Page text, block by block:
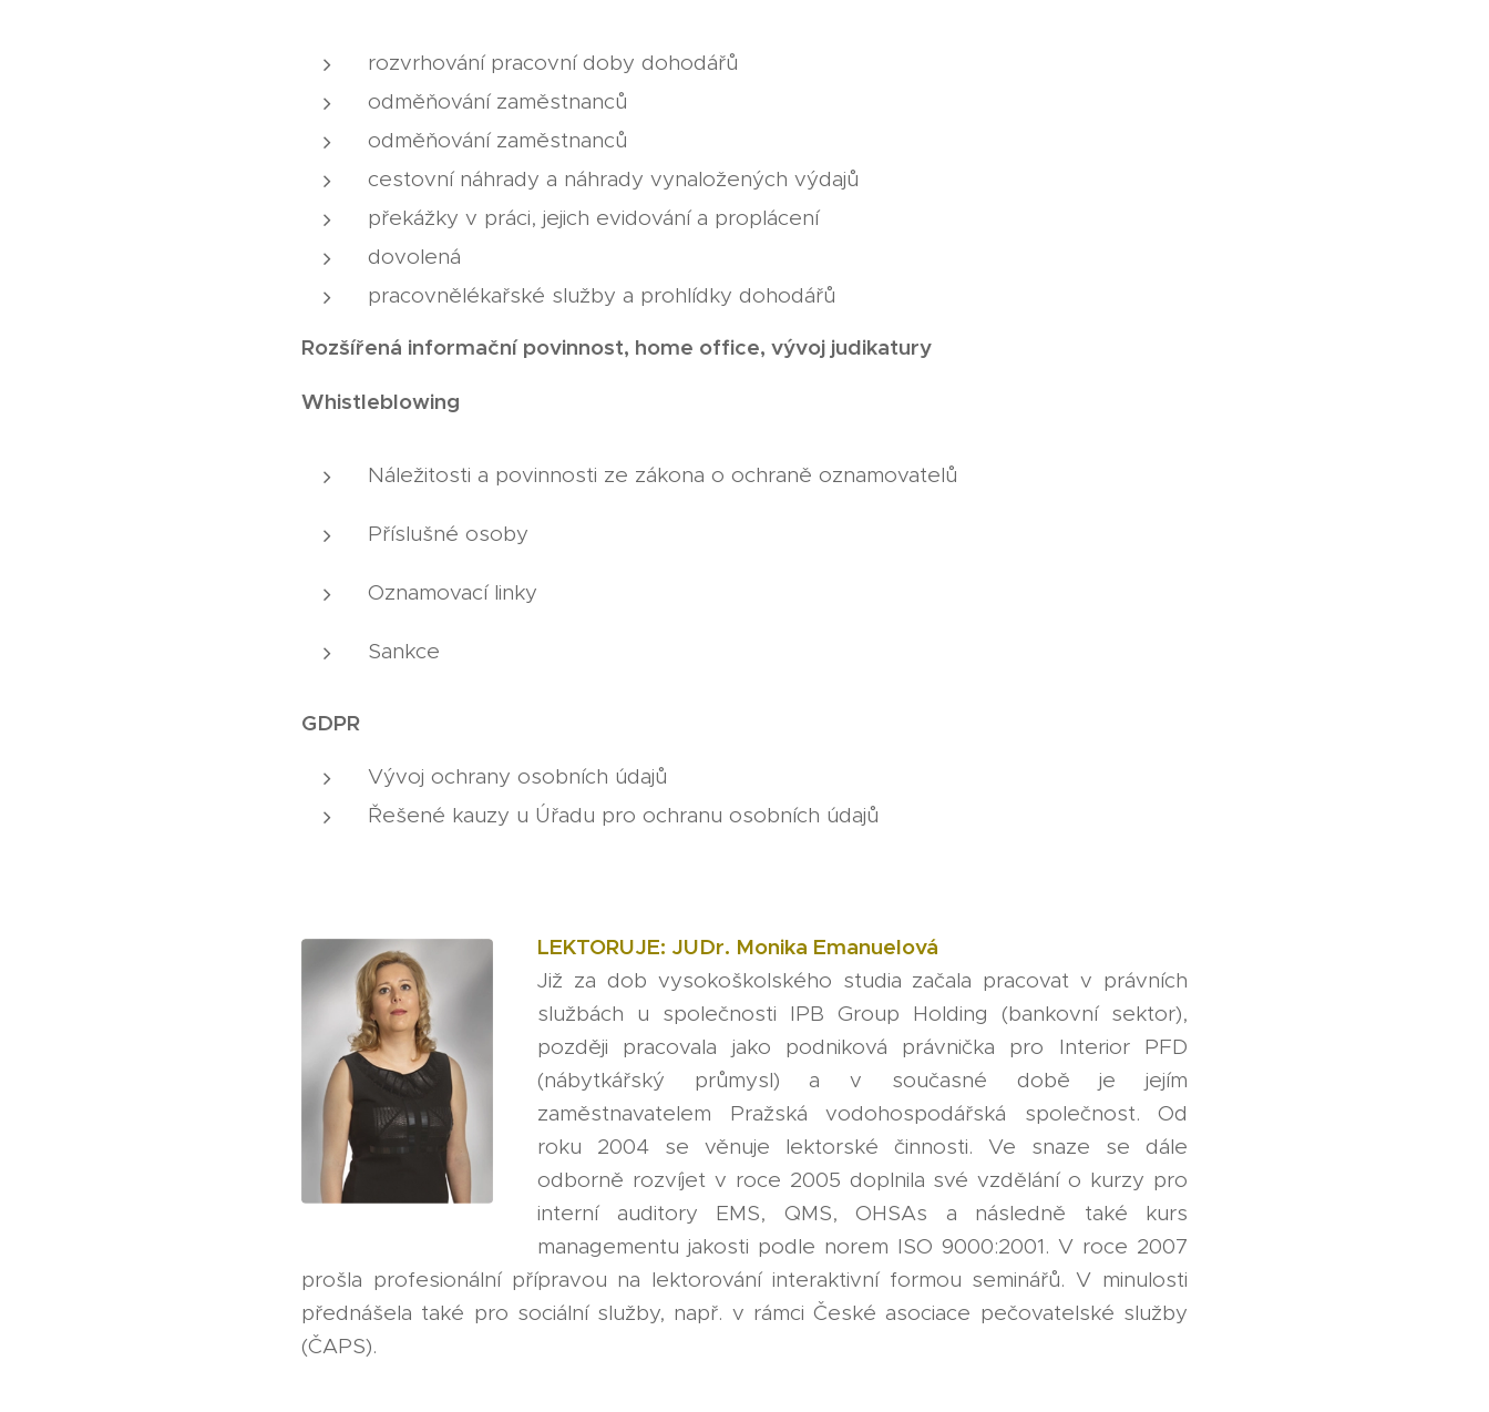
rozvrhování pracovní doby dohodářů
odměňování zaměstnanců
odměňování zaměstnanců
cestovní náhrady a náhrady vynaložených výdajů
překážky v práci, jejich evidování a proplácení
dovolená
pracovnělékařské služby a prohlídky dohodářů
Rozšířená informační povinnost, home office, vývoj judikatury
Whistleblowing
Náležitosti a povinnosti ze zákona o ochraně oznamovatelů
Příslušné osoby
Oznamovací linky
Sankce
GDPR
Vývoj ochrany osobních údajů
Řešené kauzy u Úřadu pro ochranu osobních údajů
LEKTORUJE: JUDr. Monika Emanuelová
Již za dob vysokoškolského studia začala pracovat v právních
službách u společnosti IPB Group Holding (bankovní sektor),
později pracovala jako podniková právnička pro Interior PFD
(nábytkářský průmysl) a v současné době je jejím
zaměstnavatelem Pražská vodohospodářská společnost. Od
roku 2004 se věnuje lektorské činnosti. Ve snaze se dále
odborně rozvíjet v roce 2005 doplnila své vzdělání o kurzy pro
interní auditory EMS, QMS, OHSAs a následně také kurs
managementu jakosti podle norem ISO 9000:2001. V roce 2007
prošla profesionální přípravou na lektorování interaktivní formou seminářů. V minulosti
přednášela také pro sociální služby, např. v rámci České asociace pečovatelské služby
(ČAPS).